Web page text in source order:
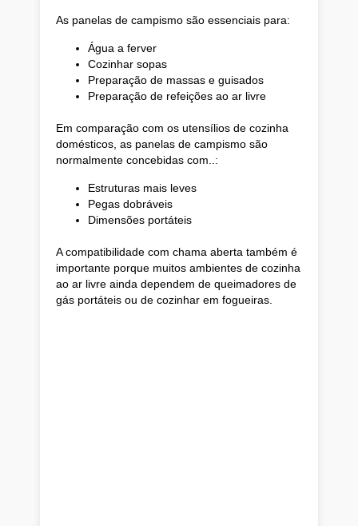
As panelas de campismo são essenciais para:
Água a ferver
Cozinhar sopas
Preparação de massas e guisados
Preparação de refeições ao ar livre
Em comparação com os utensílios de cozinha
domésticos, as panelas de campismo são
normalmente concebidas com..:
Estruturas mais leves
Pegas dobráveis
Dimensões portáteis
A compatibilidade com chama aberta também é
importante porque muitos ambientes de cozinha
ao ar livre ainda dependem de queimadores de
gás portáteis ou de cozinhar em fogueiras.